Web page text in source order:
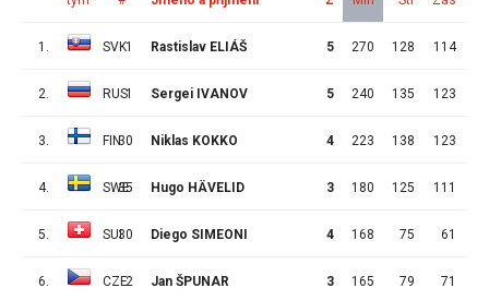
1. SVK1 Rastislav ELIÁŠ 5 270 128 114
2. RUS1 Sergei IVANOV 5 240 135 123
3. FIN30 Niklas KOKKO 4 223 138 123
4. SWE
35 Hugo HÄVELID 3 180 125 111
5. SUI30 Diego SIMEONI 4 168 75 61
6. CZE2 Jan ŠPUNAR 3 165 79 71